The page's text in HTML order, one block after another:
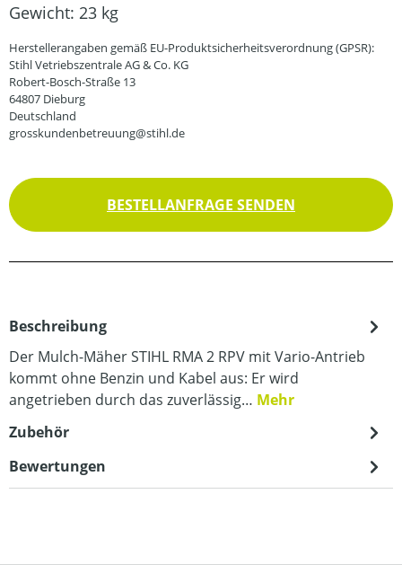
Gewicht: 23 kg
Herstellerangaben gemäß EU-Produktsicherheitsverordnung (GPSR):
Stihl Vetriebszentrale AG & Co. KG
Robert-Bosch-Straße 13
64807 Dieburg
Deutschland
grosskundenbetreuung@stihl.de
BESTELLANFRAGE SENDEN
Beschreibung
Der Mulch-Mäher STIHL RMA 2 RPV mit Vario-Antrieb
kommt ohne Benzin und Kabel aus: Er wird
angetrieben durch das zuverlässig… Mehr
Zubehör
Bewertungen